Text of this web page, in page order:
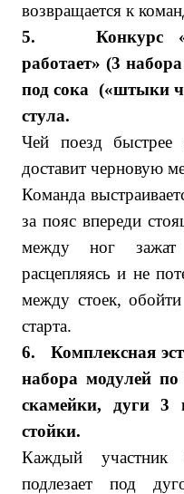
возвращается к
5.
Конкурс
работает» (3
под сока («штыки
стула.
Чей поезд быстрее
доставит черновую
Команда
за пояс впереди
между ног
расцепляясь и не
между стоек,
старта.
6.
Комплексная
набора модулей
скамейки, дуги
стойки.
Каждый участник
подлезает под